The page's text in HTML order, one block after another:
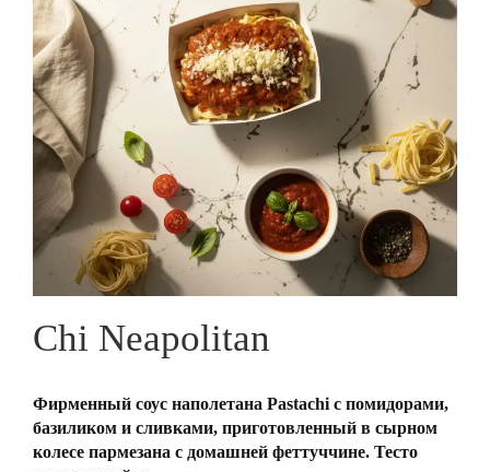
Chi Neapolitan
Фирменный соус наполетана Pastachi с помидорами,
базиликом и сливками, приготовленный в сырном
колесе пармезана с домашней феттуччине. Тесто